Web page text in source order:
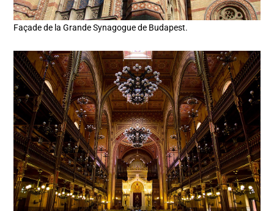
Façade de la Grande Synagogue de Budapest.